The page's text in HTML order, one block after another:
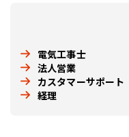
電気工事士
法人営業
カスタマーサポート
経理